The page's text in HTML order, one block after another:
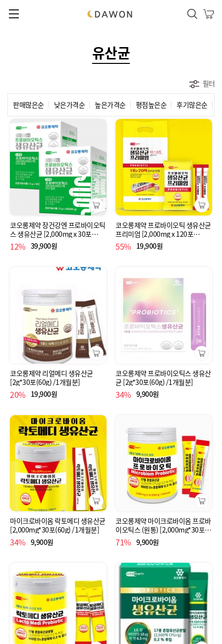
유산균
필터
판매많은순 낮은가격순 높은가격순 평점높은순 후기많은순
코오롱제약 장건강엔 프로바이오틱
스 생유산균 [2,000mg x 30포
(60g)]
12% 39,900원
코오롱제약 프로바이오틱 생유산균
프리미엄 [2,000mg x 120포
(240g)]
55% 19,900원
코오롱제약 리얼메디 생유산균
[2g*30포(60g) /1개월분]
20% 19,900원
코오롱제약 프로바이오틱스 생유산
균 [2g*30포(60g) /1개월분]
34% 9,900원
마이크로바이옴 락토메디 생유산균
[2,000mg*30포(60g) /1개월분]
34% 9,900원
코오롱제약 마이크로바이옴 프로바
이오틱스 (원통) [2,000mg*30포
(60g) /1개월분]
71% 9,900원